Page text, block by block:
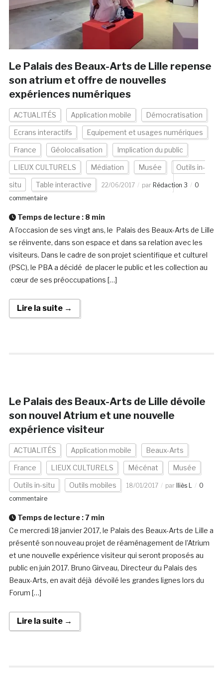
Le Palais des Beaux-Arts de Lille repense
son atrium et offre de nouvelles
expériences numériques
ACTUALITÉS Application mobile Démocratisation
Ecrans interactifs Equipement et usages numériques
France Géolocalisation Implication du public
LIEUX CULTURELS Médiation Musée Outils in-
situ Table interactive 22/06/2017 par Rédaction 3
0
commentaire
Temps de lecture : 8 min
A l’occasion de ses vingt ans, le Palais des Beaux-Arts de Lille
se réinvente, dans son espace et dans sa relation avec les
visiteurs. Dans le cadre de son projet scientifique et culturel
(PSC), le PBA a décidé de placer le public et les collection au
cœur de ses préoccupations […]
Lire la suite →
Le Palais des Beaux-Arts de Lille dévoile
son nouvel Atrium et une nouvelle
expérience visiteur
ACTUALITÉS Application mobile Beaux-Arts
France LIEUX CULTURELS Mécénat Musée
Outils in-situ Outils mobiles 18/01/2017 par Iliès L
0
commentaire
Temps de lecture :7 min
Ce mercredi 18 janvier 2017, le Palais des Beaux-Arts de Lille a
présenté son nouveau projet de réaménagement de l’Atrium
et une nouvelle expérience visiteur qui seront proposés au
public en juin 2017. Bruno Girveau, Directeur du Palais des
Beaux-Arts, en avait déjà dévoilé les grandes lignes lors du
Forum […]
Lire la suite →